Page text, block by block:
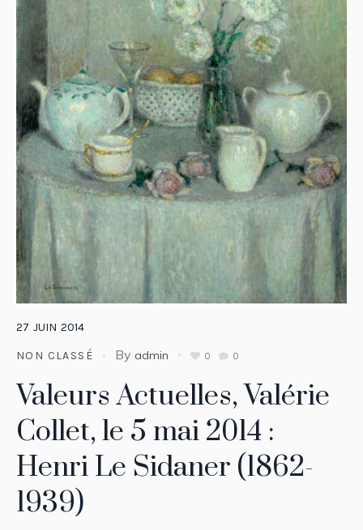
27 JUIN 2014
NON CLASSÉ By admin 0 0
Valeurs Actuelles, Valérie
Collet, le 5 mai 2014 :
Henri Le Sidaner (1862-
1939)